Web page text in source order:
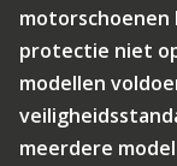
motorschoenen
protectie niet
modellen
meerdere